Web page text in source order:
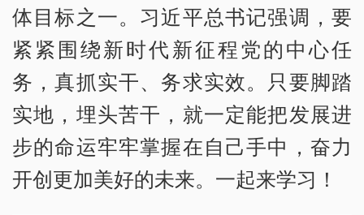
体目标之一。习近平总书记强调，要
紧紧围绕新时代新征程党的中心任
务，真抓实干、务求实效。只要脚踏
实地，埋头苦干，就一定能把发展进
步的命运牢牢掌握在自己手中，奋力
开创更加美好的未来。一起来学习！